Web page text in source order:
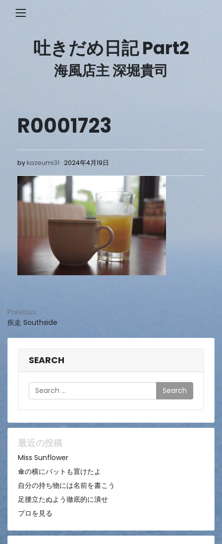
吐きだめ日記 Part2
海風店主 深堀貴司
R0001723
bykazeumi31 2024年4月19日
19
投
稿
ョ
ン
Previous:
疾走 Southside
SEARCH
Search
最近の投稿
Miss Sunflower
傘の横にバットも置けたよ
自分の持ち物には名前を書こう
足腰立たぬよう徹底的に潰せ
プロを見る